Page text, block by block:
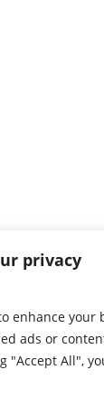
privacy
enhance your
ads or
"Accept All",